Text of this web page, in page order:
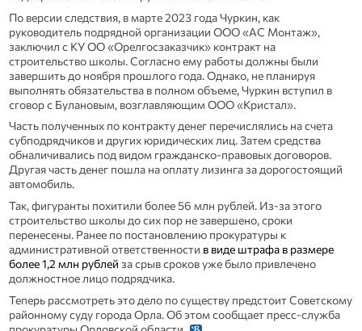
По версии следствия, в марте 2023 года Чуркин, как
руководитель подрядной организации ООО «АС Монтаж»,
заключил с КУ ОО «Орелгосзаказчик» контракт на
строительство школы. Согласно ему работы должны были
завершить до ноября прошлого года. Однако, не планируя
выполнять обязательства в полном объеме, Чуркин вступил в
сговор с Булановым, возглавляющим ООО «Кристал».
Часть полученных по контракту денег перечислялись на счета
субподрядчиков и других юридических лиц. Затем средства
обналичивались под видом гражданско-правовых договоров.
Другая часть денег пошла на оплату лизинга за дорогостоящий
автомобиль.
Так, фигуранты похитили более 56 млн рублей. Из-за этого
строительство школы до сих пор не завершено, сроки
перенесены. Ранее по постановлению прокуратуры к
административной ответственности в виде штрафа в размере
более 1,2 млн рублей за срыв сроков уже было привлечено
должностное лицо подрядчика.
Теперь рассмотреть это дело по существу предстоит Советскому
районному суду города Орла. Об этом сообщает пресс-служба